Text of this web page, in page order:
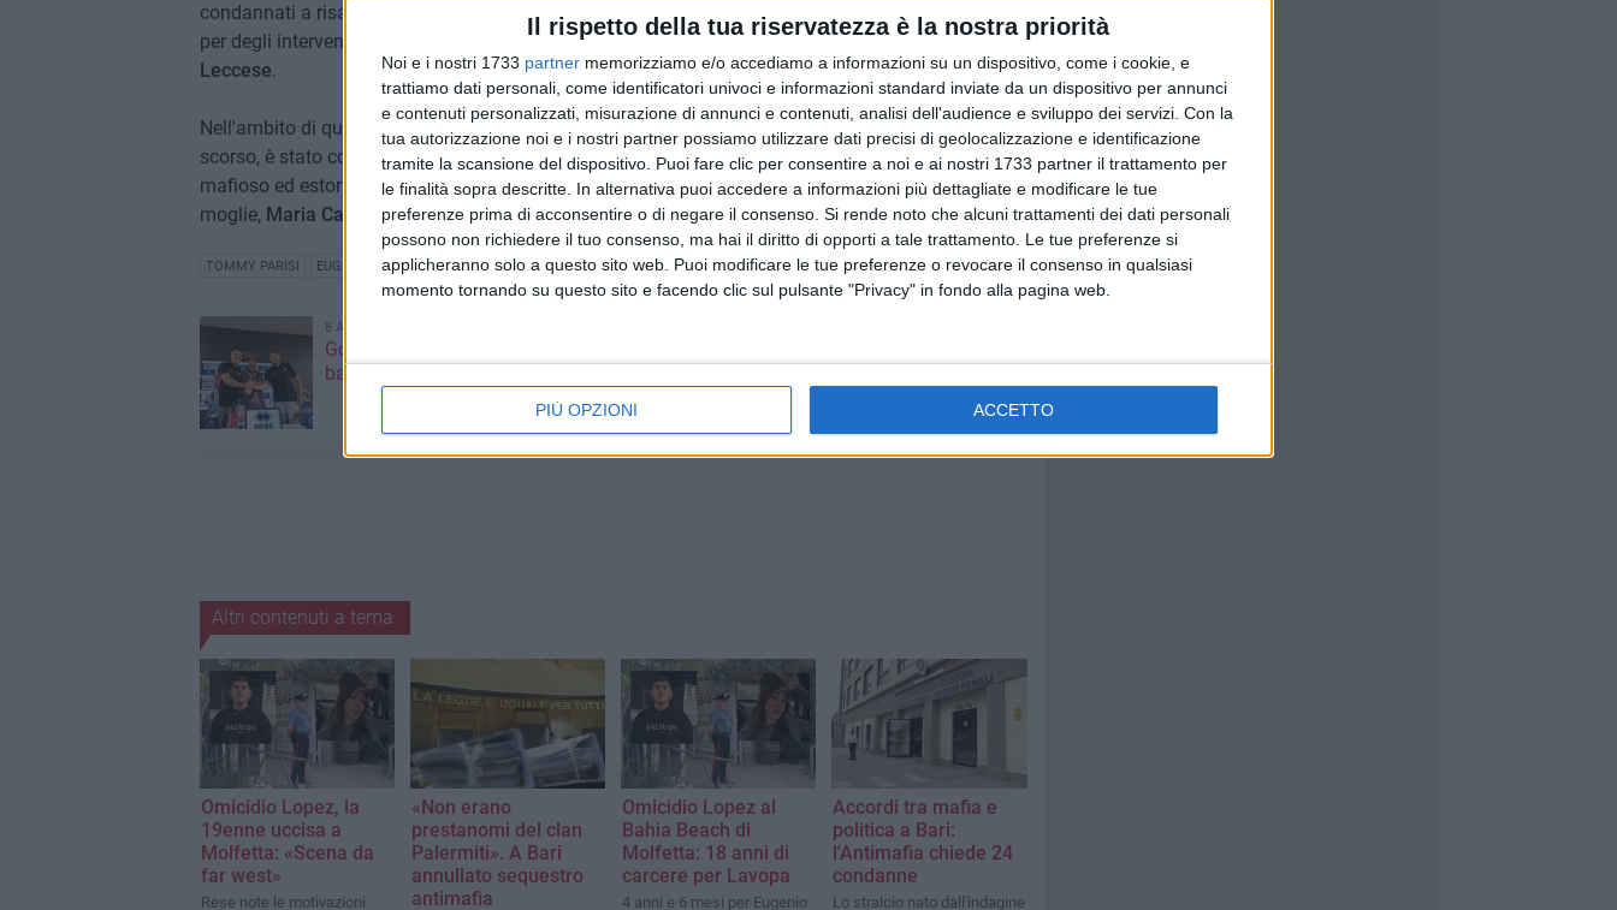
Il rispetto della tua riservatezza è la nostra priorità
Noi e i nostri 1733 partner memorizziamo e/o accediamo a informazioni su un dispositivo, come i cookie, e
trattiamo dati personali, come identificatori univoci e informazioni standard inviate da un dispositivo per annunci
e contenuti personalizzati, misurazione di annunci e contenuti, analisi dell'audience e sviluppo dei servizi. Con la
tua autorizzazione noi e i nostri partner possiamo utilizzare dati precisi di geolocalizzazione e identificazione
tramite la scansione del dispositivo. Puoi fare clic per consentire a noi e ai nostri 1733 partner il trattamento per
le finalità sopra descritte. In alternativa puoi accedere a informazioni più dettagliate e modificare le tue
preferenze prima di acconsentire o di negare il consenso. Si rende noto che alcuni trattamenti dei dati personali
possono non richiedere il tuo consenso, ma hai il diritto di opporti a tale trattamento. Le tue preferenze si
applicheranno solo a questo sito web. Puoi modificare le tue preferenze o revocare il consenso in qualsiasi
momento tornando su questo sito e facendo clic sul pulsante "Privacy" in fondo alla pagina web.
PIÙ OPZIONI ACCETTO
condannati a risarcire le parti civili, tra cui il
Comune di Bari
. «Utilizzeremo i soldi dei risarcimenti
per degli interventi di antimafia sociale», ha affermato in una nota stampa il sindaco di Bari,Vito
Leccese.
Nell'ambito di quest'indagine l'ex consigliere regionale pugliese Giacomo Olivieri
, nel settembre
scorso, è stato condannato in primo grado a 9 anni di reclusione per scambio elettorale politico-
mafioso ed estorsione: è accusato di aver raccolto a pagamento i voti e favorito l'elezione della
moglie, Maria Carmen Lorusso.
TOMMY PARISI EUGENIO PALERMITI GIOVANNI PALERMITI RICCARDO CAMPANALE
8 AGOSTO 2026
Gomez e Butic si presentano ai
baresi
Altri contenuti a tema
Omicidio Lopez, la
19enne uccisa a
Molfetta: «Scena da
far west»
Rese note le motivazioni
«Non erano
prestanomi del clan
Palermiti». A Bari
annullato sequestro
antimafia
Omicidio Lopez al
Bahia Beach di
Molfetta: 18 anni di
carcere per Lavopa
4 anni e 6 mesi per Eugenio
Accordi tra mafia e
politica a Bari:
l'Antimafia chiede 24
condanne
Lo stralcio nato dall'indagine